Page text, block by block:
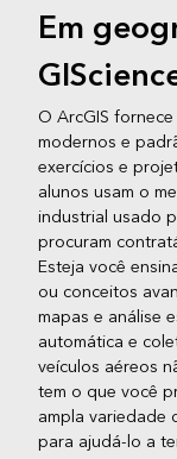
Em
O ArcGIS
modernos e
exercícios e
alunos usam o
industrial usado
procuram
Esteja você
ou conceitos
mapas e análise
automática e
veículos aéreos
tem o que você
ampla variedade
para ajudá-lo a